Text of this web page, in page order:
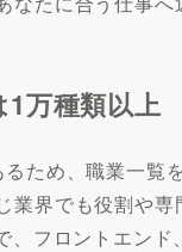
万種類以上
ため、職業一覧
業界でも役割や
、フロントエン